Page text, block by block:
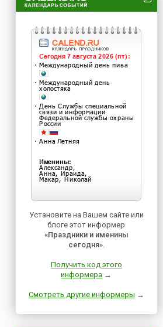
Установите на Вашем сайте или
блоге этот информер
«Праздники и именины
сегодня».
Получить код этого
информера →
Смотреть другие информеры →